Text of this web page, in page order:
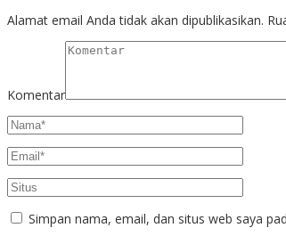
Alamat email Anda tidak akan dipublikasikan.
Komentar
Simpan nama, email, dan situs web saya